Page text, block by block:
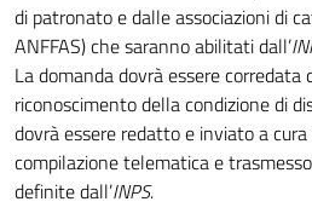
di patronato e dalle associazioni di
ANFFAS) che saranno abilitati dall’
La domanda dovrà essere
riconoscimento della condizione di
dovrà essere redatto e inviato a
compilazione telematica e
definite dall’INPS.